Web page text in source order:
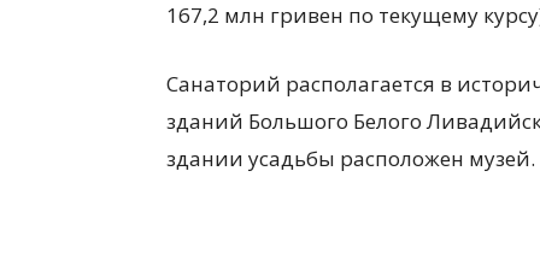
167,2 млн гривен по текущему
Санаторий располагается в
зданий Большого Белого
здании усадьбы расположен музей.